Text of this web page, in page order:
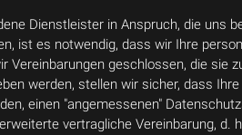
Dienstleister in Anspruch, die uns
ist es notwendig, dass wir Ihre
geschlossen, die sie
werden, stellen wir sicher, dass
einen "angemessenen"
vertragliche Vereinbarung,